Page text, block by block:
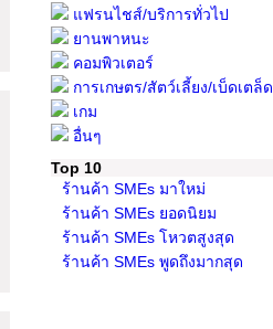
แฟรนไชส์/บริการทั่วไป
ยานพาหนะ
คอมพิวเตอร์
การเกษตร/สัตว์เลี้ยง/เบ็ดเตล็ด
เกม
อื่นๆ
Top 10
ร้านค้า SMEs มาใหม่
ร้านค้า SMEs ยอดนิยม
ร้านค้า SMEs โหวตสูงสุด
ร้านค้า SMEs พูดถึงมากสุด